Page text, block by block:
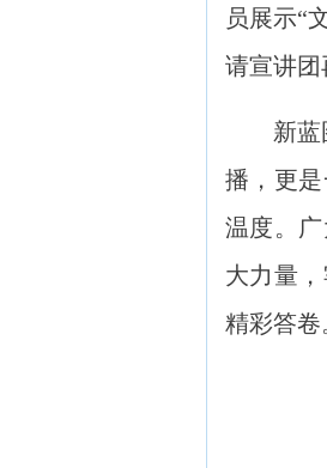
员展示“
请宣讲团
新蓝图
播，更
温度。
大力量
精彩答卷